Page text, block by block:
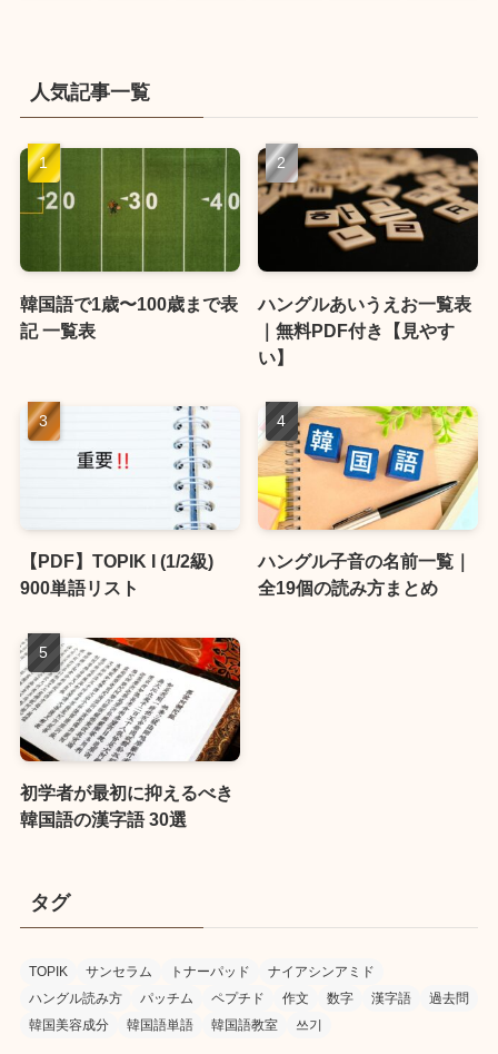
人気記事一覧
韓国語で1歳〜100歳まで表
記 一覧表
ハングルあいうえお一覧表
｜無料PDF付き【見やす
い】
【PDF】TOPIK I (1/2級)
900単語リスト
ハングル子音の名前一覧｜
全19個の読み方まとめ
初学者が最初に抑えるべき
韓国語の漢字語 30選
タグ
TOPIK サンセラム トナーパッド
ナイアシンアミド
ハングル読み方
パッチム ペプチド 作文 数字 漢字語
過去問
韓国美容成分
韓国語単語 韓国語教室 쓰기